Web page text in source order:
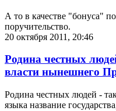
А то в качестве "бонуса"
поручительство.
20 октября 2011, 20:46
Родина честных
власти нынешнего
Родина честных людей -
языка название